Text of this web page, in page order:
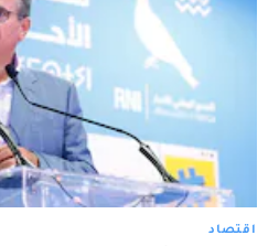
اقتصاد